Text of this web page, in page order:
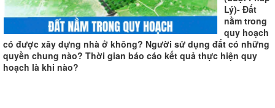
Lý)- Đất
nằm trong
quy hoạch
có được xây dựng nhà ở không? Người sử dụng đất có những
quyền chung nào? Thời gian báo cáo kết quả thực hiện quy
hoạch là khi nào?